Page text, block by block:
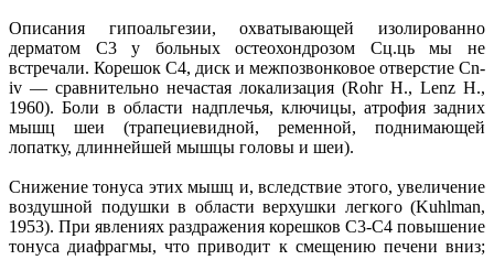
Описания гипоальгезии, охватывающей изолированно
дерматом С3 у больных остеохондрозом Сц.ць мы не
встречали. Корешок С4, диск и межпозвонковое отверстие Cn-
iv — сравнительно нечастая локализация (Rohr H., Lenz H.,
1960). Боли в области надплечья, ключицы, атрофия задних
мышц шеи (трапециевидной, ременной, поднимающей
лопатку, длиннейшей мышцы головы и шеи).
Снижение тонуса этих мышц и, вследствие этого, увеличение
воздушной подушки в области верхушки легкого (Kuhlman,
1953). При явлениях раздражения корешков С3-С4 повышение
тонуса диафрагмы, что приводит к смещению печени вниз;